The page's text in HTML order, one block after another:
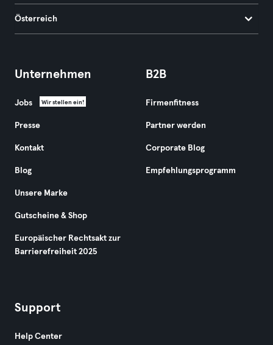
Österreich
Unternehmen
Jobs Wir stellen ein!
Presse
Kontakt
Blog
Unsere Marke
Gutscheine & Shop
Europäischer Rechtsakt zur
Barrierefreiheit 2025
B2B
Firmenfitness
Partner werden
Corporate Blog
Empfehlungsprogramm
Support
Help Center